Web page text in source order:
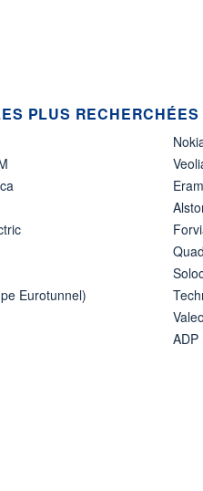
PLUS RECHERCHÉES
Eurotunnel)
Valeo
ADP